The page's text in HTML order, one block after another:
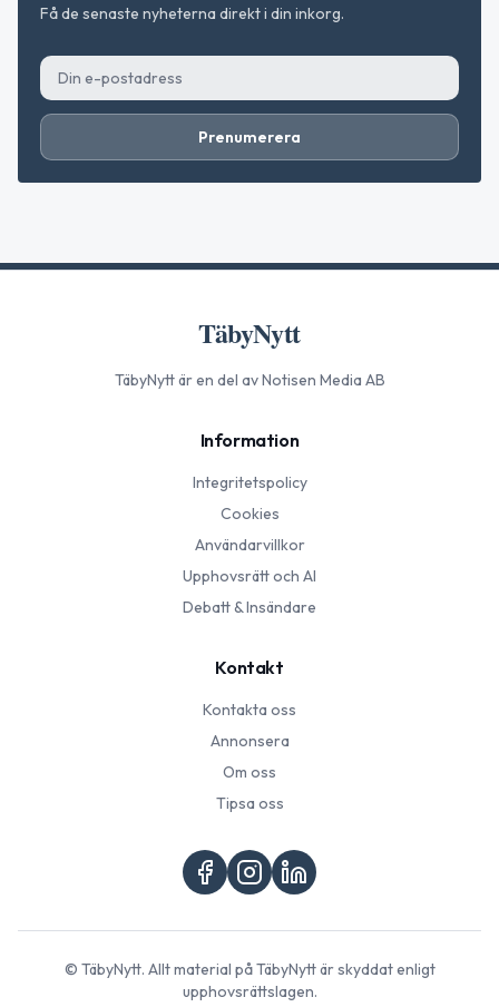
Få de senaste nyheterna direkt i din inkorg.
Prenumerera
TäbyNytt
TäbyNyttär en del av Notisen Media AB
Information
Integritetspolicy
Cookies
Användarvillkor
Upphovsrätt och AI
Debatt & Insändare
Kontakt
Kontakta oss
Annonsera
Om oss
Tipsa oss
© TäbyNytt. Allt material påTäbyNyttär skyddat enligt
upphovsrättslagen.